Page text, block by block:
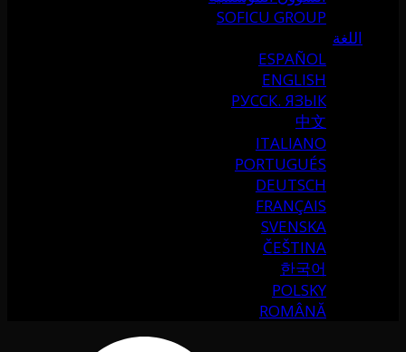
SOFICU GROUP
اللغة
ESPAÑOL
ENGLISH
РУССК. ЯЗЫК
中文
ITALIANO
PORTUGUÉS
DEUTSCH
FRANÇAIS
SVENSKA
ČEŠTINA
한국어
POLSKY
ROMÂNĂ